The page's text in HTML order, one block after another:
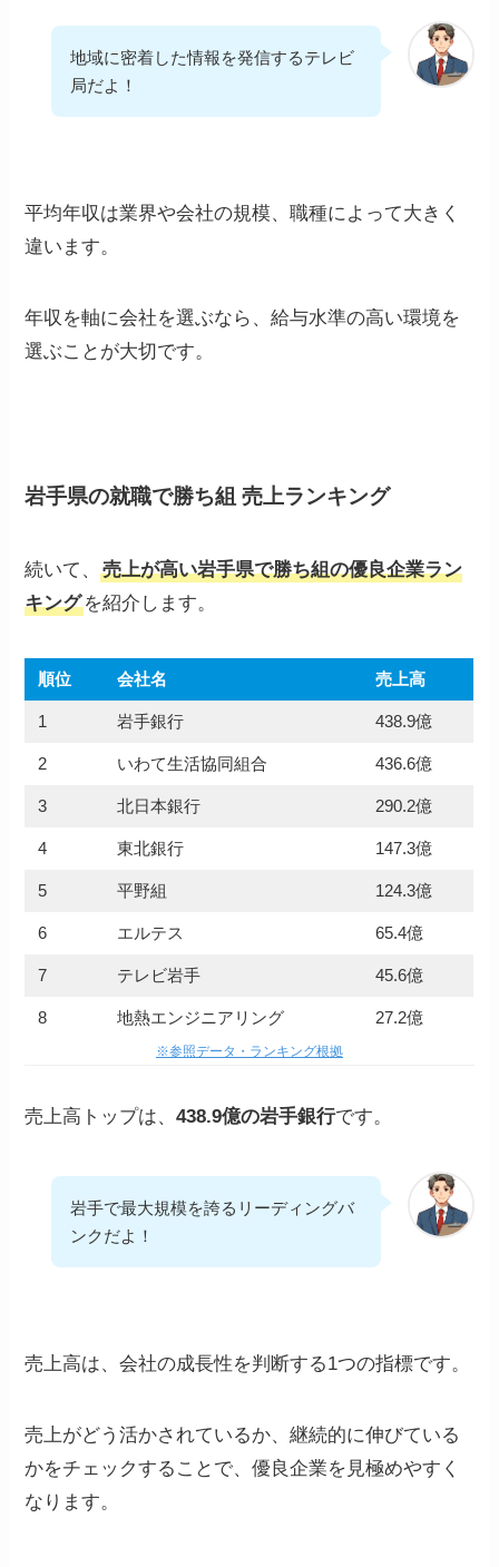
地域に密着した情報を発信するテレビ
局だよ！
平均年収は業界や会社の規模、職種によって大きく
違います。
年収を軸に会社を選ぶなら、給与水準の高い環境を
選ぶことが大切です。
岩手県の就職で勝ち組 売上ランキング
続いて、売上が高い岩手県で勝ち組の優良企業ラン
キングを紹介します。
順位 会社名 売上高
1 岩手銀行 438.9億
2 いわて生活協同組合 436.6億
3 北日本銀行 290.2億
4 東北銀行 147.3億
5 平野組 124.3億
6 エルテス 65.4億
7 テレビ岩手 45.6億
8 地熱エンジニアリング 27.2億
※参照データ・ランキング根拠
売上高トップは、438.9億の岩手銀行です。
岩手で最大規模を誇るリーディングバ
ンクだよ！
売上高は、会社の成長性を判断する1つの指標です。
売上がどう活かされているか、継続的に伸びている
かをチェックすることで、優良企業を見極めやすく
なります。